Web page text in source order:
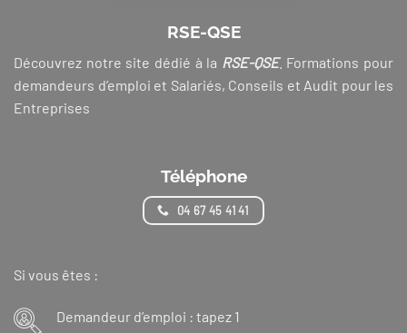
RSE-QSE
Découvrez notre site dédié à la RSE-QSE. Formations pour
demandeurs d’emploi et Salariés, Conseils et Audit pour les
Entreprises
Téléphone
04 67 45 41 41
Si vous êtes :
Demandeur d’emploi : tapez 1